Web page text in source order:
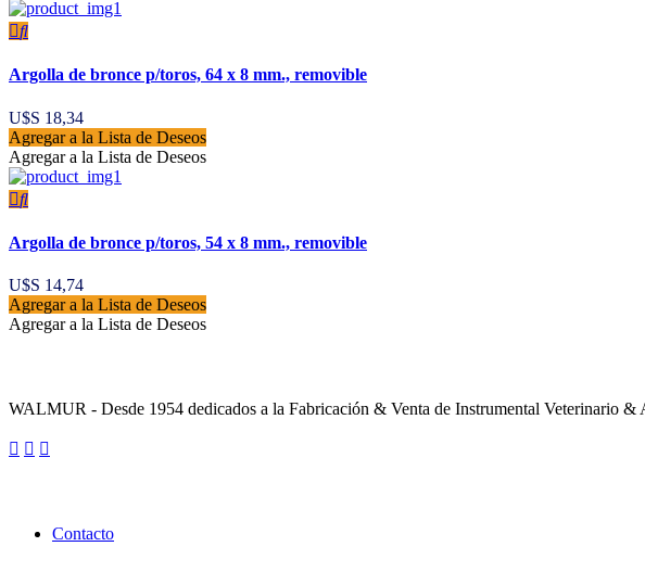
Argolla de bronce p/toros, 64 x 8 mm., removible
U$S 18,34
Agregar a la Lista de Deseos
Agregar a la Lista de Deseos
Argolla de bronce p/toros, 54 x 8 mm., removible
U$S 14,74
Agregar a la Lista de Deseos
Agregar a la Lista de Deseos
WALMUR - Desde 1954 dedicados a la Fabricación & Venta de Instrumental Veterinario &
Contacto